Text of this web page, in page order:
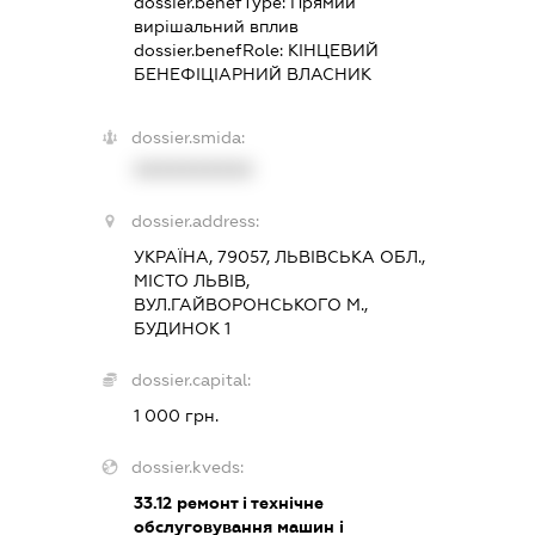
вирішальний вплив
dossier.benefRole: КІНЦЕВИЙ
БЕНЕФІЦІАРНИЙ ВЛАСНИК
dossier.smida:
dossier.address:
УКРАЇНА, 79057, ЛЬВІВСЬКА ОБЛ.,
МІСТО ЛЬВІВ,
ВУЛ.ГАЙВОРОНСЬКОГО М.,
БУДИНОК 1
dossier.capital:
1 000 грн.
dossier.kveds:
33.12ремонт і технічне
обслуговування машин і